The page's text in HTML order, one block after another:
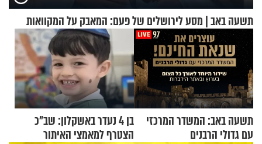
תשעה באב | מסע לירושלים של פעם: המאבק על המקוואות
תשעה באב: המשדר המרכזי
עם גדולי הרבנים
בן 4 נעדר באשקלון: שב"כ
הצטרף למאמצי האיתור